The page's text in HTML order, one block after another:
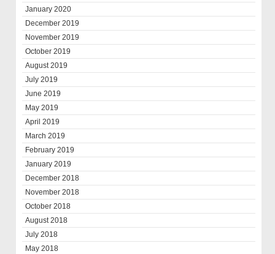
January 2020
December 2019
November 2019
October 2019
August 2019
July 2019
June 2019
May 2019
April 2019
March 2019
February 2019
January 2019
December 2018
November 2018
October 2018
August 2018
July 2018
May 2018